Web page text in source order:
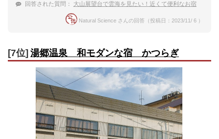
回答された質問： 大山展望台で雲海を見たい！近くて便利なお宿
Natural Science さんの回答（投稿日：2023/11/ 6 ）
[7位] 湯郷温泉 和モダンな宿 かつらぎ